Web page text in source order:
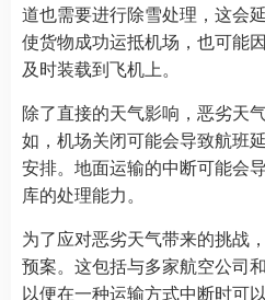
道也需要进行除雪处理，这会
使货物成功运抵机场，也可能
及时装载到飞机上。
除了直接的天气影响，恶劣天
如，机场关闭可能会导致航班
安排。地面运输的中断可能会
库的处理能力。
为了应对恶劣天气带来的挑战
预案。这包括与多家航空公司
以便在一种运输方式中断时可